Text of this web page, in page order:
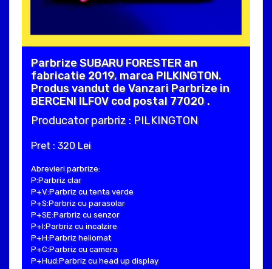
Parbrize SUBARU FORESTER an
fabricatie 2019, marca PILKINGTON.
Produs vandut de Vanzari Parbrize in
BERCENI ILFOV cod postal 77020 .
Producator parbriz : PILKINGTON
Pret : 320 Lei
Abrevieri parbrize:
P:Parbriz clar
P+V:Parbriz cu tenta verde
P+S:Parbriz cu parasolar
P+SE:Parbriz cu senzor
P+I:Parbriz cu incalzire
P+H:Parbriz heliomat
P+C:Parbriz cu camera
P+Hud:Parbriz cu head up display